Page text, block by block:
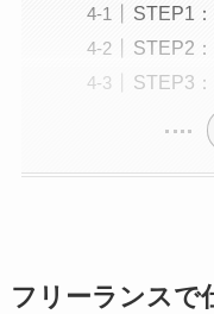
STEP1
STEP2
STEP3
フリーランスで